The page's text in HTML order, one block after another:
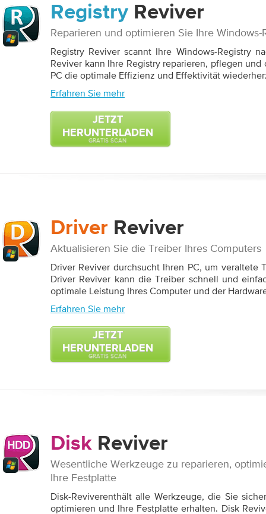
Registry Reviver
Reparieren und optimieren Sie Ihre Windows-
Registry Reviver scannt Ihre Windows-Registry
Reviver kann Ihre Registry reparieren, pflegen
PC die optimale Effizienz und Effektivität
Erfahren Sie mehr
JETZT
HERUNTERLADEN
GRATIS SCAN
Driver Reviver
Aktualisieren Sie die Treiber Ihres Computers
Driver Reviver durchsucht Ihren PC, um veraltete
Driver Reviver kann die Treiber schnell und
optimale Leistung Ihres Computer und der
Erfahren Sie mehr
JETZT
HERUNTERLADEN
GRATIS SCAN
Disk Reviver
Wesentliche Werkzeuge zu reparieren,
Ihre Festplatte
Disk-Reviverenthält alle Werkzeuge, die Sie
optimieren und Ihre Festplatte erhalten. Disk